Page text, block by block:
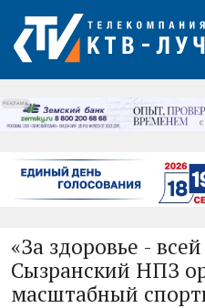
РЕКЛАМА
«За здоровье -
Сызранский НПЗ
масштабный